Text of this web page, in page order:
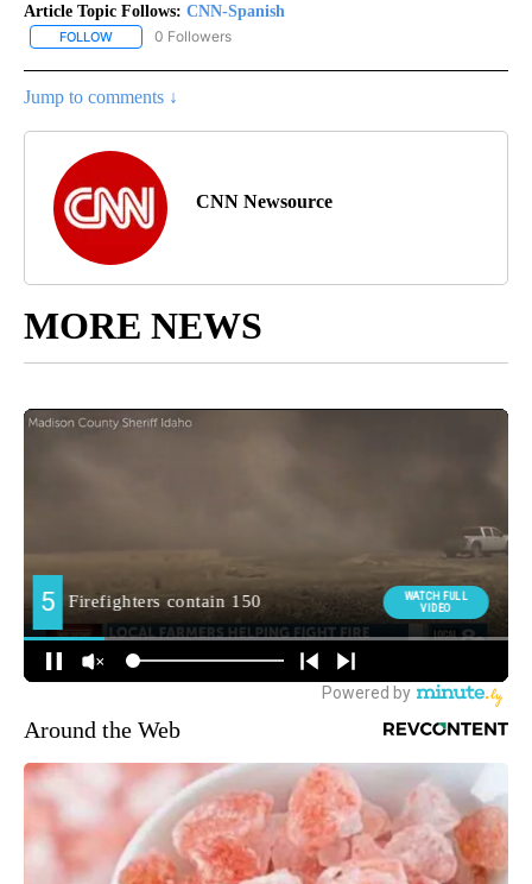
Article Topic Follows: CNN-Spanish
FOLLOW FOLLOW "CNN-SPANISH" TO RECEIVE NOTIFICATIONS ABOUT
0 Followers
Jump to comments ↓
CNN Newsource
MORE NEWS
Around the Web